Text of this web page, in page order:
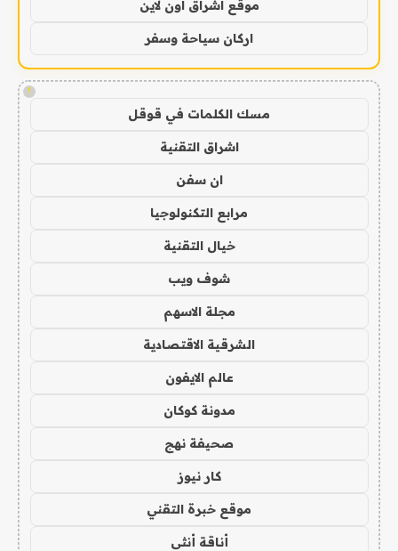
موقع اشراق اون لاين
اركان سياحة وسفر
!
مسك الكلمات في قوقل
اشراق التقنية
ان سفن
مرابع التكنولوجيا
خيال التقنية
شوف ويب
مجلة الاسهم
الشرقية الاقتصادية
عالم الايفون
مدونة كوكان
صحيفة نهج
كار نيوز
موقع خبرة التقني
أناقة أنثى